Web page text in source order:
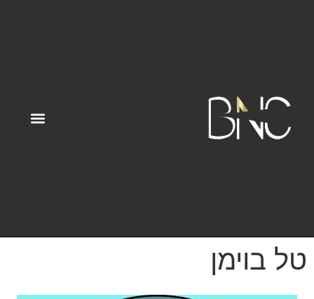
טל בוימן